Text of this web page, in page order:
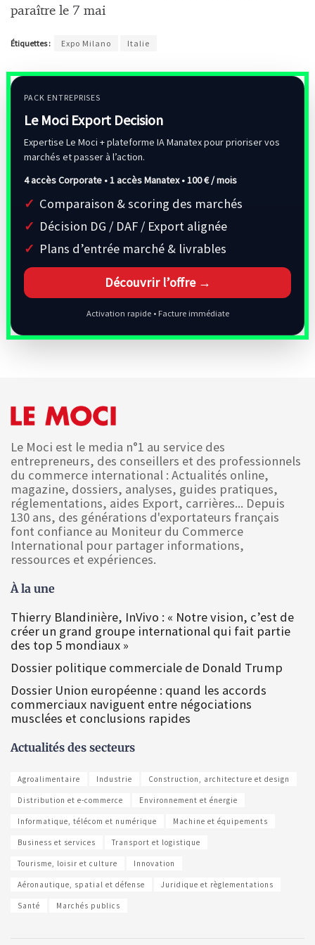
paraître le 7 mai
Étiquettes : Expo Milano Italie
PACK ENTREPRISES
Le Moci Export Decision
Expertise Le Moci + plateforme IA Manatex pour prioriser vos
marchés et passer à l’action.
4 accès Corporate • 1 accès Manatex •100 € / mois
Comparaison & scoring des marchés
Décision DG / DAF / Export alignée
Plans d’entrée marché & livrables
Découvrir l’offre →
Activation rapide • Facture immédiate
Le Moci est le media n°1 au service des
entrepreneurs, des conseillers et des professionnels
du commerce international : Actualités online,
magazine, dossiers, analyses, guides pratiques,
réglementations, aides Export, carrières... Depuis
130 ans, des générations d'exportateurs français
font confiance au Moniteur du Commerce
International pour partager informations,
ressources et expériences.
À la une
Thierry Blandinière, InVivo : « Notre vision, c’est de
créer un grand groupe international qui fait partie
des top 5 mondiaux »
Dossier politique commerciale de Donald Trump
Dossier Union européenne : quand les accords
commerciaux naviguent entre négociations
musclées et conclusions rapides
Actualités des secteurs
Agroalimentaire Industrie Construction, architecture et design
Distribution et e-commerce Environnement et énergie
Informatique, télécom et numérique Machine et équipements
Business et services Transport et logistique
Tourisme, loisir et culture Innovation
Aéronautique, spatial et défense Juridique et règlementations
Santé Marchés publics